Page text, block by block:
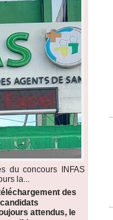
du concours INFAS
la...
des
attendus, le